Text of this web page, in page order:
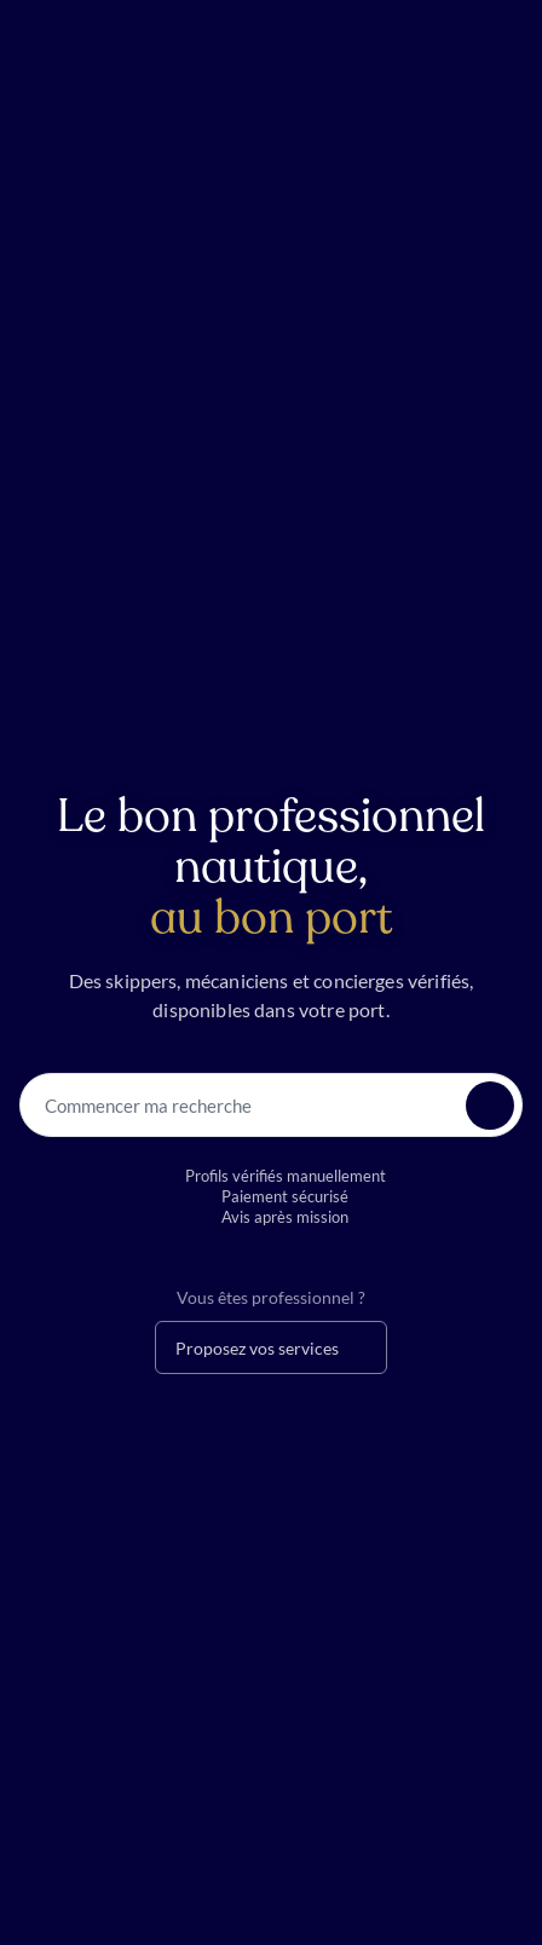
Le bon professionnel
nautique,
au bon port
Des skippers, mécaniciens et concierges vérifiés,
disponibles dans votre port.
Commencer ma recherche
Profils vérifiés manuellement
Paiement sécurisé
Avis après mission
Vous êtes professionnel ?
Proposez vos services